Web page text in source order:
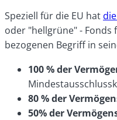
Speziell für die EU hat
oder "hellgrüne" - Fonds
bezogenen Begriff in
100 % der
80 % der
50% der